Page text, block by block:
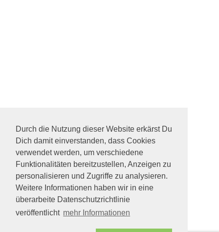
Durch die Nutzung dieser Website erkärst Du
Dich damit einverstanden, dass Cookies
verwendet werden, um verschiedene
Funktionalitäten bereitzustellen, Anzeigen zu
personalisieren und Zugriffe zu analysieren.
Weitere Informationen haben wir in eine
überarbeite Datenschutzrichtlinie
veröffentlicht mehr Informationen